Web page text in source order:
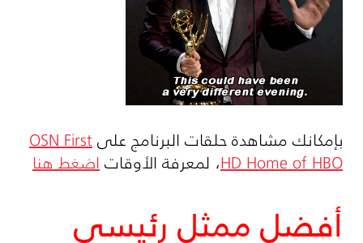
بإمكانك مشاهدة حلقات البرنامج علىOSN First
HD Home of HBO، لمعرفة الأوقاتاضغط هنا
أفضل ممثل رئيسي